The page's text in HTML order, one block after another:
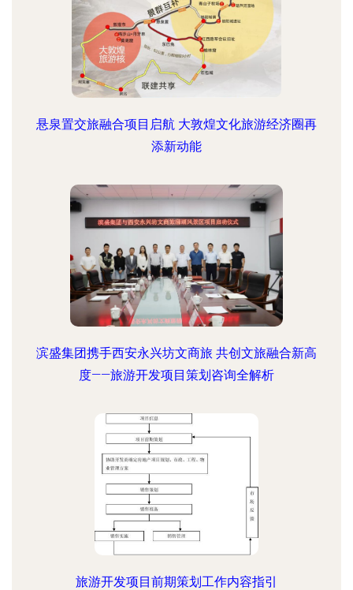
悬泉置交旅融合项目启航 大敦煌文化旅游经济圈再
添新动能
滨盛集团携手西安永兴坊文商旅 共创文旅融合新高
度——旅游开发项目策划咨询全解析
旅游开发项目前期策划工作内容指引